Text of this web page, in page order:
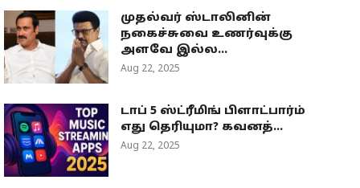
முதல்வர் ஸ்டாலினின்
நகைச்சுவை உணர்வுக்கு
அளவே இல்ல...
Aug 22, 2025
டாப் 5 ஸ்ட்ரீமிங் பிளாட்பார்ம்
எது தெரியுமா? கவனத்...
Aug 22, 2025